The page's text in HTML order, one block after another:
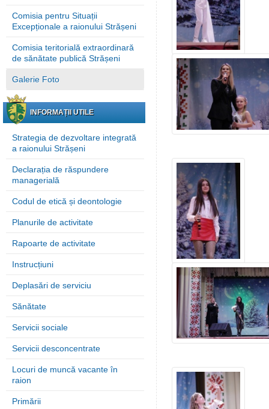
Comisia pentru Situații
Excepționale a raionului Strășeni
Comisia teritorială extraordinară
de sănătate publică Strășeni
Galerie Foto
INFORMAȚII UTILE
Strategia de dezvoltare integrată
a raionului Strășeni
Declarația de răspundere
managerială
Codul de etică și deontologie
Planurile de activitate
Rapoarte de activitate
Instrucțiuni
Deplasări de serviciu
Sănătate
Servicii sociale
Servicii desconcentrate
Locuri de muncă vacante în
raion
Primării